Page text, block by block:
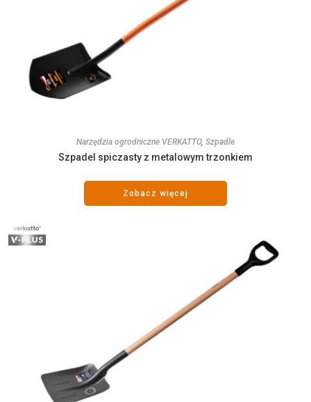
Narzędzia ogrodniczne VERKATTO, Szpadle
Szpadel spiczasty z metalowym trzonkiem
Zobacz więcej